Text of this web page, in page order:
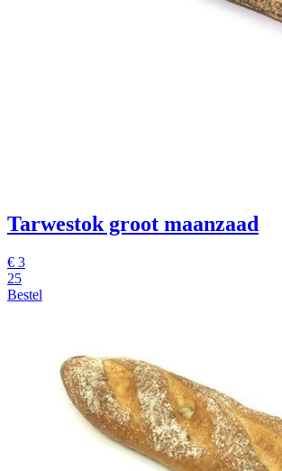
Tarwestok groot maanzaad
€ 3
25
Bestel